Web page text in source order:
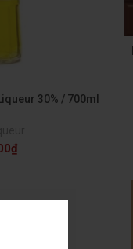
30% / 700ml
₫